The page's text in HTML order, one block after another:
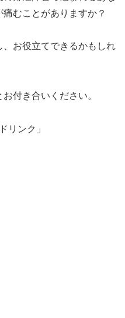
むことがありますか？
お役立てできるかもしれ
付き合いください。
リンク」